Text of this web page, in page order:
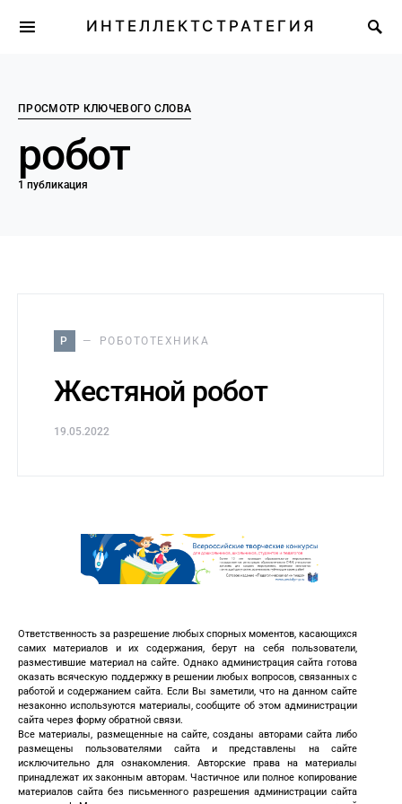
ИНТЕЛЛЕКТСТРАТЕГИЯ
ПРОСМОТР КЛЮЧЕВОГО СЛОВА
робот
1 публикация
Р РОБОТОТЕХНИКА
Жестяной робот
19.05.2022
Ответственность за разрешение любых спорных моментов, касающихся
самих материалов и их содержания, берут на себя пользователи,
разместившие материал на сайте. Однако администрация сайта готова
оказать всяческую поддержку в решении любых вопросов, связанных с
работой и содержанием сайта. Если Вы заметили, что на данном сайте
незаконно используются материалы, сообщите об этом администрации
сайта через форму обратной связи.
Все материалы, размещенные на сайте, созданы авторами сайта либо
размещены пользователями сайта и представлены на сайте
исключительно для ознакомления. Авторские права на материалы
принадлежат их законным авторам. Частичное или полное копирование
материалов сайта без письменного разрешения администрации сайта